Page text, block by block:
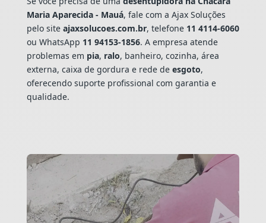
Maria Aparecida - Mauá, fale com a Ajax Soluções
pelo site ajaxsolucoes.com.br, telefone 11 4114-6060
ou WhatsApp 11 94153-1856. A empresa atende
problemas em pia, ralo, banheiro, cozinha, área
externa, caixa de gordura e rede de esgoto,
oferecendo suporte profissional com garantia e
qualidade.